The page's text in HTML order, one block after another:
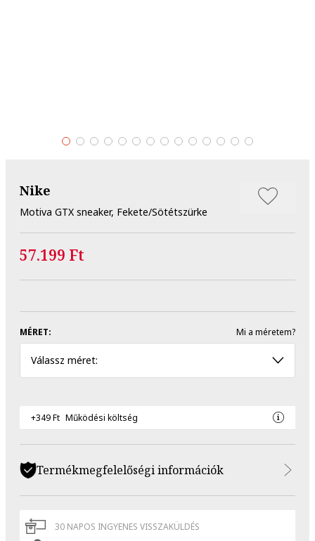
Nike
Motiva GTX sneaker, Fekete/Sötétszürke
57.199 Ft
MÉRET: Mi a méretem?
Válassz méret:
+349 Ft Működési költség
Termékmegfelelőségi információk
30 NAPOS INGYENES VISSZAKÜLDÉS